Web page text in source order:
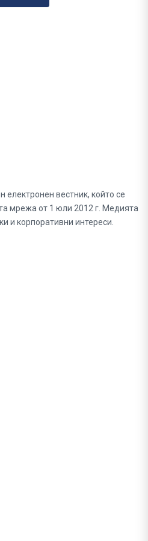
вестник, който се
мрежа от 1 юли 2012 г. Медията
и корпоративни интереси.